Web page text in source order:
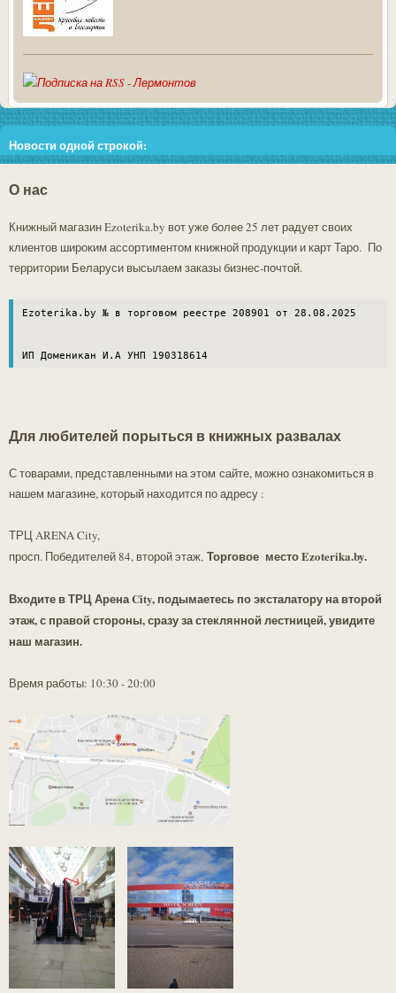
Новости одной строкой:
недоразумений, перед тем как сделать заказ, пожалуйста, уточняйте
актуальную цену!!!.
О нас
Книжный магазин Ezoterika.by вот уже более 25 лет радует своих
клиентов широким ассортиментом книжной продукции и карт Таро. По
территории Беларуси высылаем заказы бизнес-почтой.
Ezoterika.by № в торговом реестре 208901 от 28.08.2025
ИП Доменикан И.А УНП 190318614
Для любителей порыться в книжных развалах
С товарами, представленными на этом сайте, можно ознакомиться в
нашем магазине, который находится по адресу :
ТРЦ ARENA City,
просп. Победителей 84, второй этаж, Торговое место Ezoterika.by.
Входите в ТРЦ Арена City, подымаетесь по эксталатору на второй
этаж, с правой стороны, сразу за стеклянной лестницей, увидите
наш магазин.
Время работы: 10:30 - 20:00